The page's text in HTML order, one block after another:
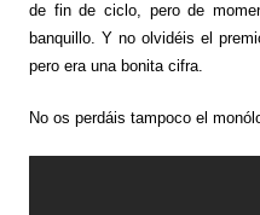
de fin de ciclo, pero de
banquillo. Y no olvidéis el
pero era una bonita cifra.
No os perdáis tampoco el